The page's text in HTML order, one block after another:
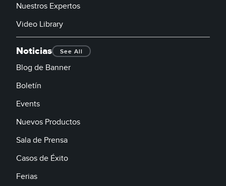
Nuestros Expertos
Video Library
Noticias See All
Blog de Banner
Boletín
Events
Nuevos Productos
Sala de Prensa
Casos de Éxito
Ferias